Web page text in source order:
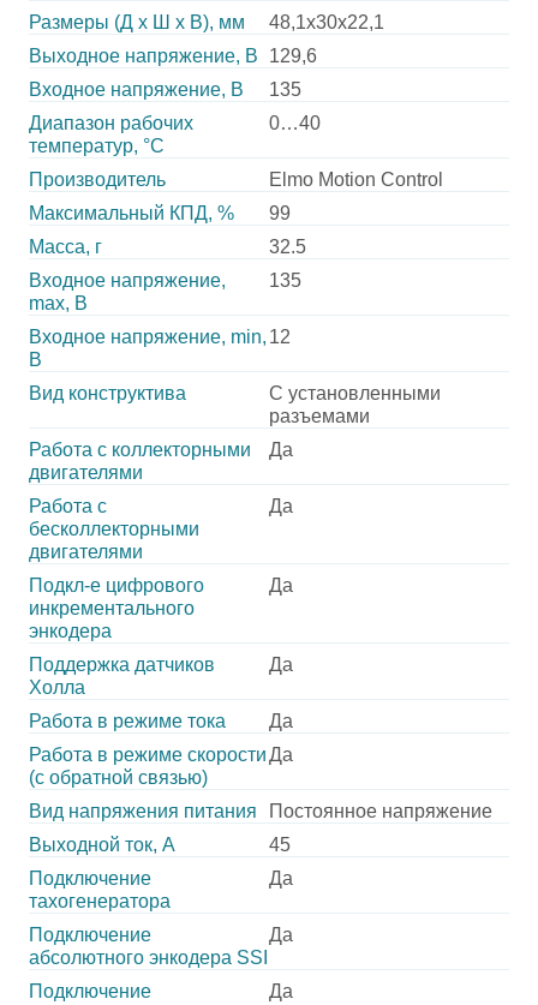
Размеры (Д х Ш х В), мм
48,1х30х22,1
Выходное напряжение, В
129,6
Входное напряжение, В
135
Диапазон рабочих
температур, °С
0…40
Производитель
Elmo Motion Control
Максимальный КПД, %
99
Масса, г
32.5
Входное напряжение,
max, В
135
Входное напряжение, min,
В
12
Вид конструктива
С установленными
разъемами
Работа с коллекторными
двигателями
Да
Работа с
бесколлекторными
двигателями
Да
Подкл-е цифрового
инкрементального
энкодера
Да
Поддержка датчиков
Холла
Да
Работа в режиме тока
Да
Работа в режиме скорости
(с обратной связью)
Да
Вид напряжения питания
Постоянное напряжение
Выходной ток, А
45
Подключение
тахогенератора
Да
Подключение
абсолютного энкодера SSI
Да
Подключение
Да